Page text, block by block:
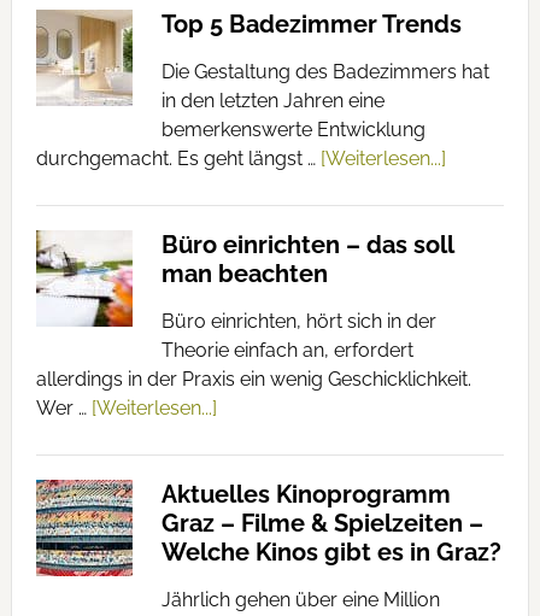
Top 5 Badezimmer Trends
Die Gestaltung des Badezimmers hat
in den letzten Jahren eine
bemerkenswerte Entwicklung
durchgemacht. Es geht längst … [Weiterlesen...]
Büro einrichten – das soll
man beachten
Büro einrichten, hört sich in der
Theorie einfach an, erfordert
allerdings in der Praxis ein wenig Geschicklichkeit.
Wer … [Weiterlesen...]
Aktuelles Kinoprogramm
Graz – Filme & Spielzeiten –
Welche Kinos gibt es in Graz?
Jährlich gehen über eine Million